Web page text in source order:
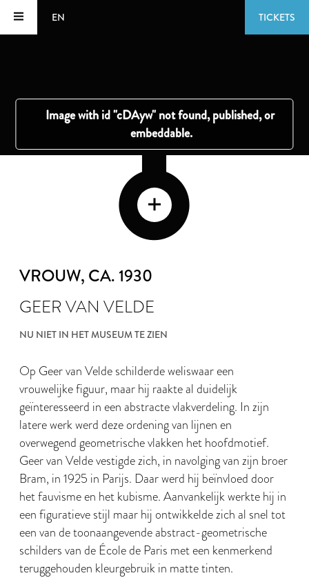
EN TICKETS
VROUW, CA. 1930
GEER VAN VELDE
NU NIET IN HET MUSEUM TE ZIEN
Op Geer van Velde schilderde weliswaar een
vrouwelijke figuur, maar hij raakte al duidelijk
geïnteresseerd in een abstracte vlakverdeling. In zijn
latere werk werd deze ordening van lijnen en
overwegend geometrische vlakken het hoofdmotief.
Geer van Velde vestigde zich, in navolging van zijn broer
Bram, in 1925 in Parijs. Daar werd hij beïnvloed door
het fauvisme en het kubisme. Aanvankelijk werkte hij in
een figuratieve stijl maar hij ontwikkelde zich al snel tot
een van de toonaangevende abstract-geometrische
schilders van de École de Paris met een kenmerkend
teruggehouden kleurgebruik in matte tinten.